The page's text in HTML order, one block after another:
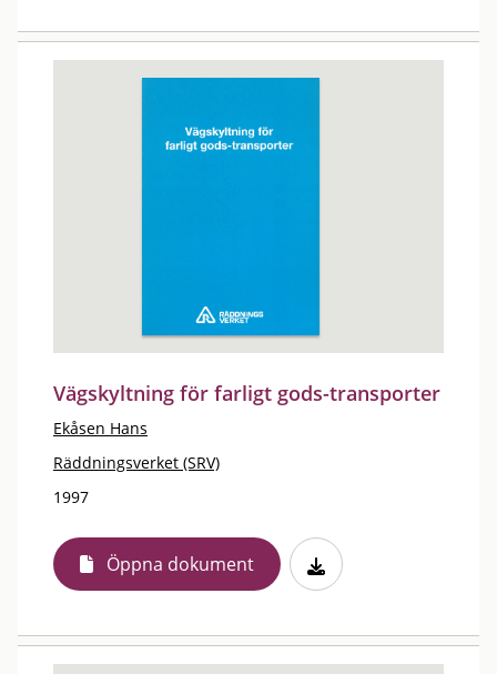
Vägskyltning för farligt gods-transporter
Ekåsen Hans
Räddningsverket (SRV)
1997
Öppna dokument